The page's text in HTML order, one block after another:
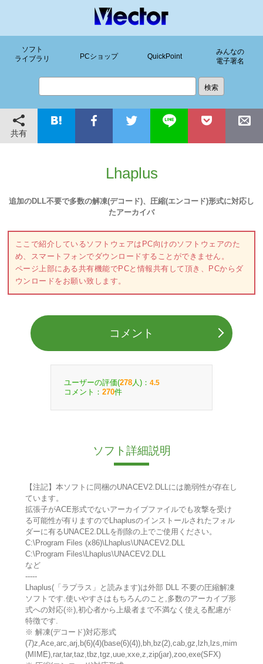
ソフト
ライブラリ
PCショップ QuickPoint
みんなの
電子署名
共有
Lhaplus
追加のDLL不要で多数の解凍(デコード)、圧縮(エンコード)形式に対応し
たアーカイバ
ここで紹介しているソフトウェアはPC向けのソフトウェアのた
め、スマートフォンでダウンロードすることができません。
ページ上部にある共有機能でPCと情報共有して頂き、PCからダ
ウンロードをお願い致します。
コメント
ユーザーの評価(278 人)： 4.5
コメント： 270件
ソフト詳細説明
【注記】本ソフトに同梱のUNACEV2.DLLには脆弱性が存在し
ています。
拡張子がACE形式でないアーカイブファイルでも攻撃を受け
る可能性が有りますのでLhaplusのインストールされたフォル
ダーに有るUNACE2.DLLを削除の上でご使用ください。
C:\Program Files (x86)\Lhaplus\UNACEV2.DLL
C:\Program Files\Lhaplus\UNACEV2.DLL
など
-----
Lhaplus(「ラプラス」と読みます)は外部 DLL 不要の圧縮解凍
ソフトです.使いやすさはもちろんのこと,多数のアーカイブ形
式への対応(※),初心者から上級者まで不満なく使える配慮が
特徴です.
※ 解凍(デコード)対応形式
(7)z,Ace,arc,arj,b(6)(4)(base(6)(4)),bh,bz(2),cab,gz,lzh,lzs,mim
(MIME),rar,tar,taz,tbz,tgz,uue,xxe,z,zip(jar),zoo,exe(SFX)